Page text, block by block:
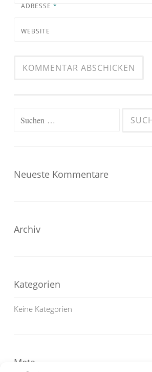
ADRESSE *
WEBSITE
Neueste Kommentare
Archiv
Kategorien
Keine Kategorien
Meta